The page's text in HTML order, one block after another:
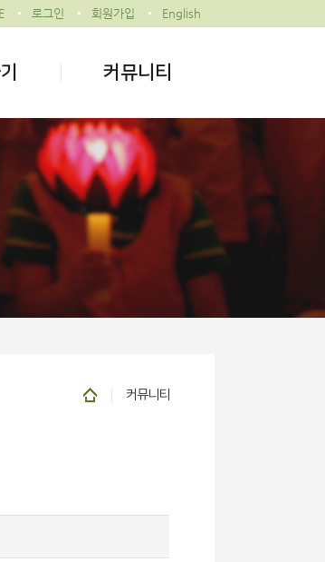
로그인 회원가입 English
커뮤니티
커뮤니티